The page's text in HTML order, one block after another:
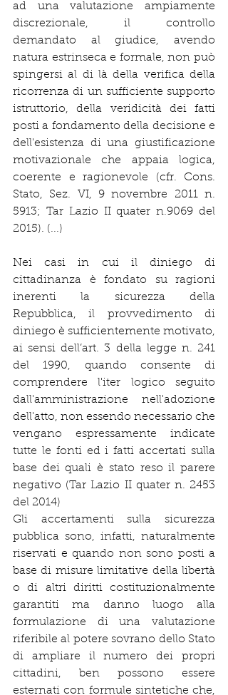
ad una valutazione ampiamente
discrezionale, il controllo
demandato al giudice, avendo
natura estrinseca e formale, non può
spingersi al di là della verifica della
ricorrenza di un sufficiente supporto
istruttorio, della veridicità dei fatti
posti a fondamento della decisione e
dell'esistenza di una giustificazione
motivazionale che appaia logica,
coerente e ragionevole (cfr. Cons.
Stato, Sez. VI, 9 novembre 2011 n.
5913; Tar Lazio II quater n.9069 del
2015). (...)
Nei casi in cui il diniego di
cittadinanza è fondato su ragioni
inerenti la sicurezza della
Repubblica, il provvedimento di
diniego è sufficientemente motivato,
ai sensi dell’art. 3 della legge n. 241
del 1990, quando consente di
comprendere l'iter logico seguito
dall'amministrazione nell'adozione
dell'atto, non essendo necessario che
vengano espressamente indicate
tutte le fonti ed i fatti accertati sulla
base dei quali è stato reso il parere
negativo (Tar Lazio II quater n. 2453
del 2014)
Gli accertamenti sulla sicurezza
pubblica sono, infatti, naturalmente
riservati e quando non sono posti a
base di misure limitative della libertà
o di altri diritti costituzionalmente
garantiti ma danno luogo alla
formulazione di una valutazione
riferibile al potere sovrano dello Stato
di ampliare il numero dei propri
cittadini, ben possono essere
esternati con formule sintetiche che,